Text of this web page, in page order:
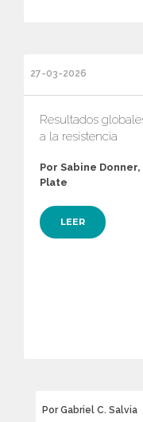
27-03-2026
Resultados
a la resistencia
Por Sabine
Plate
LEER
Por Gabriel C. Salvia